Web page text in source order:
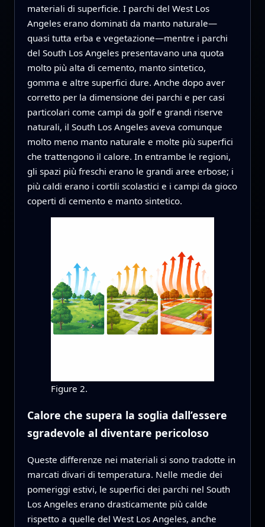
materiali di superficie. I parchi del West Los
Angeles erano dominati da manto naturale—
quasi tutta erba e vegetazione—mentre i parchi
del South Los Angeles presentavano una quota
molto più alta di cemento, manto sintetico,
gomma e altre superfici dure. Anche dopo aver
corretto per la dimensione dei parchi e per casi
particolari come campi da golf e grandi riserve
naturali, il South Los Angeles aveva comunque
molto meno manto naturale e molte più superfici
che trattengono il calore. In entrambe le regioni,
gli spazi più freschi erano le grandi aree erbose; i
più caldi erano i cortili scolastici e i campi da gioco
coperti di cemento e manto sintetico.
Figure 2.
Calore che supera la soglia dall’essere
sgradevole al diventare pericoloso
Queste differenze nei materiali si sono tradotte in
marcati divari di temperatura. Nelle medie dei
pomeriggi estivi, le superfici dei parchi nel South
Los Angeles erano drasticamente più calde
rispetto a quelle del West Los Angeles, anche